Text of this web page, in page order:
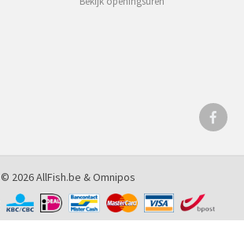
© 2026 AllFish.be &Omnipos